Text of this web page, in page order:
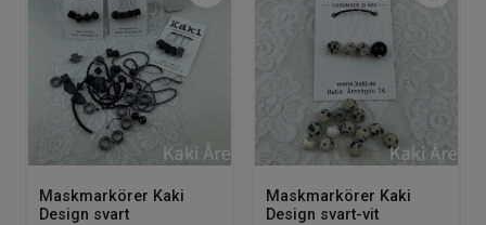
Maskmarkörer Kaki
Design svart
Maskmarkörer Kaki
Design svart-vit